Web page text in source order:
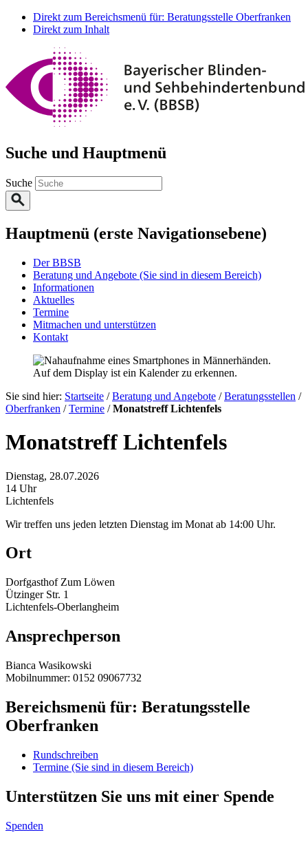
Direkt zum Bereichsmenü für: Beratungsstelle Oberfranken
Direkt zum Inhalt
Suche und Hauptmenü
Suche
Hauptmenü (erste Navigationsebene)
Der BBSB
Beratung und Angebote (Sie sind in diesem Bereich)
Informationen
Aktuelles
Termine
Mitmachen und unterstützen
Kontakt
Sie sind hier: Startseite /Beratung und Angebote /Beratungsstellen /
Oberfranken /Termine /Monatstreff Lichtenfels
Monatstreff Lichtenfels
Dienstag, 28.07.2026
14 Uhr
Lichtenfels
Wir treffen uns jeden letzten Dienstag im Monat ab 14:00 Uhr.
Ort
Dorfgasthof Zum Löwen
Ützinger Str. 1
Lichtenfels-Oberlangheim
Ansprechperson
Bianca Wasikowski
Mobilnummer: 0152 09067732
Bereichsmenü für: Beratungsstelle
Oberfranken
Rundschreiben
Termine (Sie sind in diesem Bereich)
Unterstützen Sie uns mit einer Spende
Spenden